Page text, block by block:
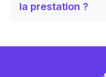
la prestation ?